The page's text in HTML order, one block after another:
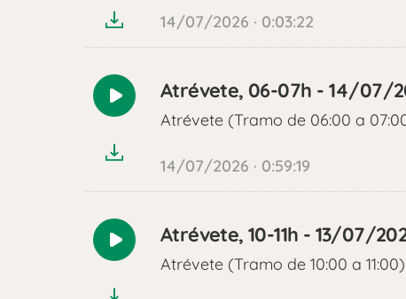
14/07/2026 · 0:03:22
Reproducir
Atrévete, 06-07h - 14/07/
Atrévete (Tramo de 06:00 a
14/07/2026 · 0:59:19
Reproducir
Atrévete, 10-11h - 13/07/
Atrévete (Tramo de 10:00 a 11:00)